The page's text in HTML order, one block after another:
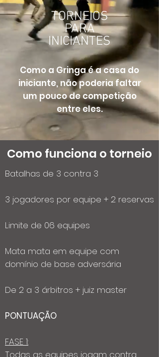
TORNEIOS
PARA
INICIANTES
Como a Gringa é a casa do
iniciante, não poderia faltar
um pouco de competição
entre eles.
Como funciona o torneio
Batalhas de 3 contra 3
3 jogadores por equipe + 2 reservas
Limite de 06 equipes
Mata mata em equipe com
domínio de base adversária
De 2 a 3 árbitros + juiz master
PONTUAÇÃO
FASE 1:
Todas as equipes jogam contra